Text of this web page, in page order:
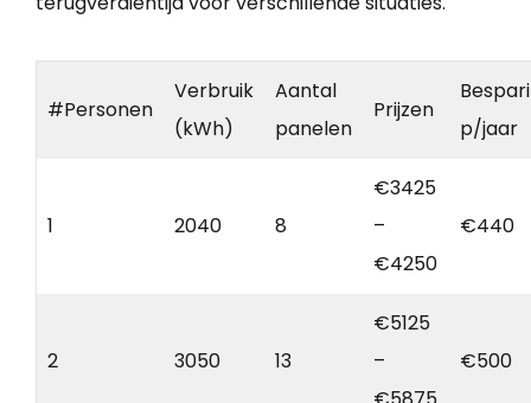
#Personen
Verbruik
(kWh)
Aantal
panelen
Prijzen
p/jaar
1 2040 8
€3425
–
€4250
€440
2 3050 13
€5125
–
€500